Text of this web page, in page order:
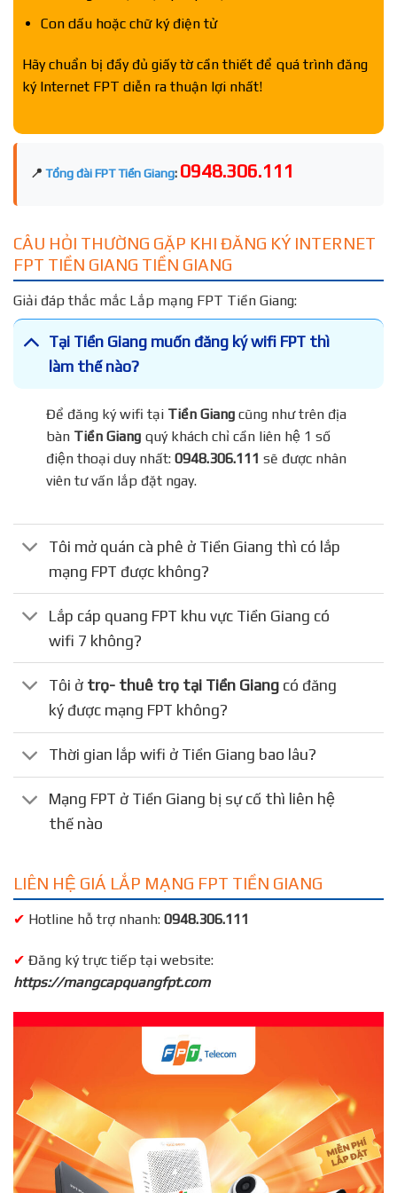
Con dấu hoặc chữ ký điện tử
Hãy chuẩn bị đầy đủ giấy tờ cần thiết để quá trình đăng
ký Internet FPT diễn ra thuận lợi nhất!
📍 Tổng đài FPT Tiền Giang: 0948.306.111
CÂU HỎI THƯỜNG GẶP KHI ĐĂNG KÝ INTERNET
FPT TIỀN GIANG TIỀN GIANG
Giải đáp thắc mắc Lắp mạng FPT Tiền Giang:
Tại Tiền Giang muốn đăng ký wifi FPT thì
làm thế nào?
Để đăng ký wifi tạiTiền Giangcũng như trên địa
bànTiền Giangquý khách chỉ cần liên hệ 1 số
điện thoại duy nhất:0948.306.111 sẽ được nhân
viên tư vấn lắp đặt ngay.
Tôi mở quán cà phê ở Tiền Giang thì có lắp
mạng FPT được không?
Lắp cáp quang FPT khu vực Tiền Giang có
wifi 7 không?
Tôi ở trọ- thuê trọ tại Tiền Giang có đăng
ký được mạng FPT không?
Thời gian lắp wifi ở Tiền Giang bao lâu?
Mạng FPT ở Tiền Giang bị sự cố thì liên hệ
thế nào
LIÊN HỆ GIÁ LẮP MẠNG FPT TIỀN GIANG
✔ Hotline hỗ trợ nhanh: 0948.306.111
✔ Đăng ký trực tiếp tại website:
https://mangcapquangfpt.com